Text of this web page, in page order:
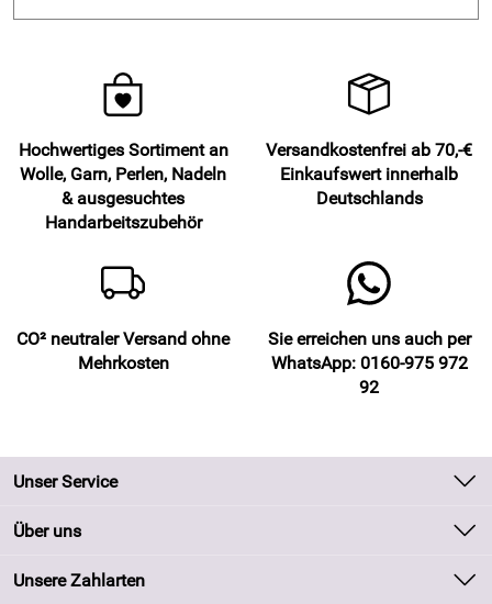
Hochwertiges Sortiment an
Wolle, Garn, Perlen, Nadeln
& ausgesuchtes
Handarbeitszubehör
Versandkostenfrei ab 70,-€
Einkaufswert innerhalb
Deutschlands
CO² neutraler Versand ohne
Mehrkosten
Sie erreichen uns auch per
WhatsApp: 0160-975 972
92
Unser Service
Kontakt
Kundeninformationen
Über uns
Unsere Bestseller
Unsere Zahlarten